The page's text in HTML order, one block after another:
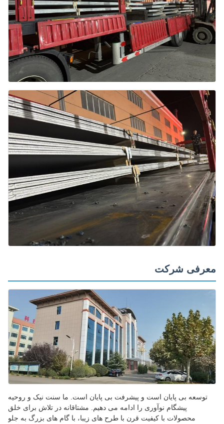
شرکت
توسعه بی پایان است و پیشرفت بی پایان است. ما سنت نیک و روحیه
پیشگام نوآوری را ادامه می دهیم. مشتاقانه در تلاش برای خلق
محصولات با کیفیت قرن با طرح های زیبا، با گام های بزرگ به جلو